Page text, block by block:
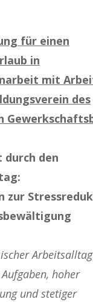
für einen
in
mit
des
durch den
zur
hoher
und stetiger